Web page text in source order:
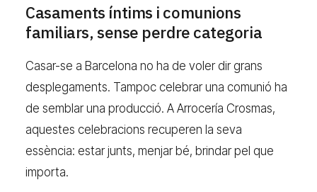
Casaments íntims i comunions
familiars, sense perdre categoria
Casar-se a Barcelona no ha de voler dir grans
desplegaments. Tampoc celebrar una comunió ha
de semblar una producció. A Arrocería Crosmas,
aquestes celebracions recuperen la seva
essència: estar junts, menjar bé, brindar pel que
importa.